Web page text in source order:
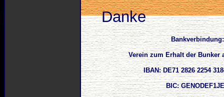
Danke
Bankverbindung:
Verein zum Erhalt der Bunker
IBAN: DE71 2826 2254
BIC: